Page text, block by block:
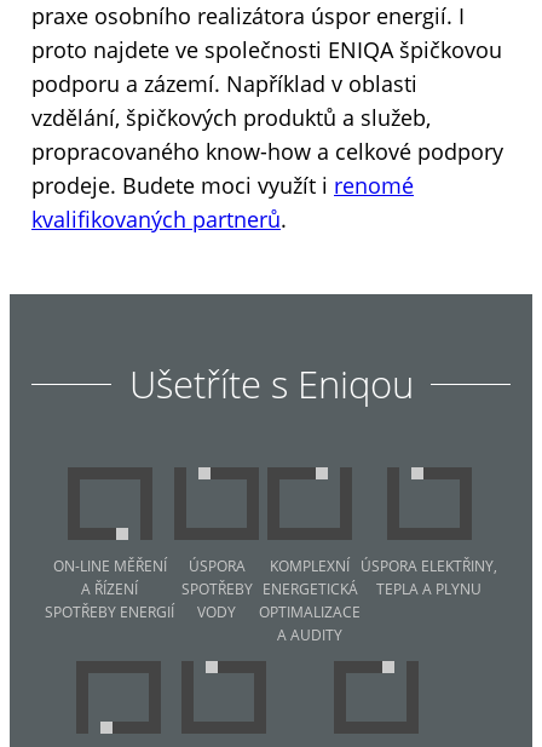
praxe osobního realizátora úspor energií. I
proto najdete ve společnosti ENIQA špičkovou
podporu a zázemí. Například v oblasti
vzdělání, špičkových produktů a služeb,
propracovaného know-how a celkové podpory
prodeje. Budete moci využít i renomé
kvalifikovaných partnerů.
Ušetříte s Eniqou
ON-LINE MĚŘENÍ
A ŘÍZENÍ
SPOTŘEBY ENERGIÍ
ÚSPORA
SPOTŘEBY
VODY
KOMPLEXNÍ
ENERGETICKÁ
OPTIMALIZACE
A AUDITY
ÚSPORA ELEKTŘINY,
TEPLA A PLYNU